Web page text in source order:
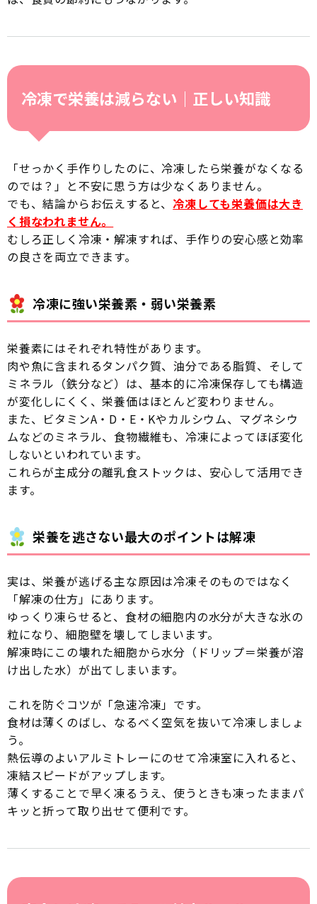
冷凍で栄養は減らない｜正しい知識
「せっかく手作りしたのに、冷凍したら栄養がなくなる
のでは？」と不安に思う方は少なくありません。
でも、結論からお伝えすると、冷凍しても栄養価は大き
く損なわれません。
むしろ正しく冷凍・解凍すれば、手作りの安心感と効率
の良さを両立できます。
冷凍に強い栄養素・弱い栄養素
栄養素にはそれぞれ特性があります。
肉や魚に含まれるタンパク質、油分である脂質、そして
ミネラル（鉄分など）は、基本的に冷凍保存しても構造
が変化しにくく、栄養価はほとんど変わりません。
また、ビタミンA・D・E・Kやカルシウム、マグネシウ
ムなどのミネラル、食物繊維も、冷凍によってほぼ変化
しないといわれています。
これらが主成分の離乳食ストックは、安心して活用でき
ます。
栄養を逃さない最大のポイントは解凍
実は、栄養が逃げる主な原因は冷凍そのものではなく
「解凍の仕方」にあります。
ゆっくり凍らせると、食材の細胞内の水分が大きな氷の
粒になり、細胞壁を壊してしまいます。
解凍時にこの壊れた細胞から水分（ドリップ＝栄養が溶
け出した水）が出てしまいます。
これを防ぐコツが「急速冷凍」です。
食材は薄くのばし、なるべく空気を抜いて冷凍しましょ
う。
熱伝導のよいアルミトレーにのせて冷凍室に入れると、
凍結スピードがアップします。
薄くすることで早く凍るうえ、使うときも凍ったままパ
キッと折って取り出せて便利です。